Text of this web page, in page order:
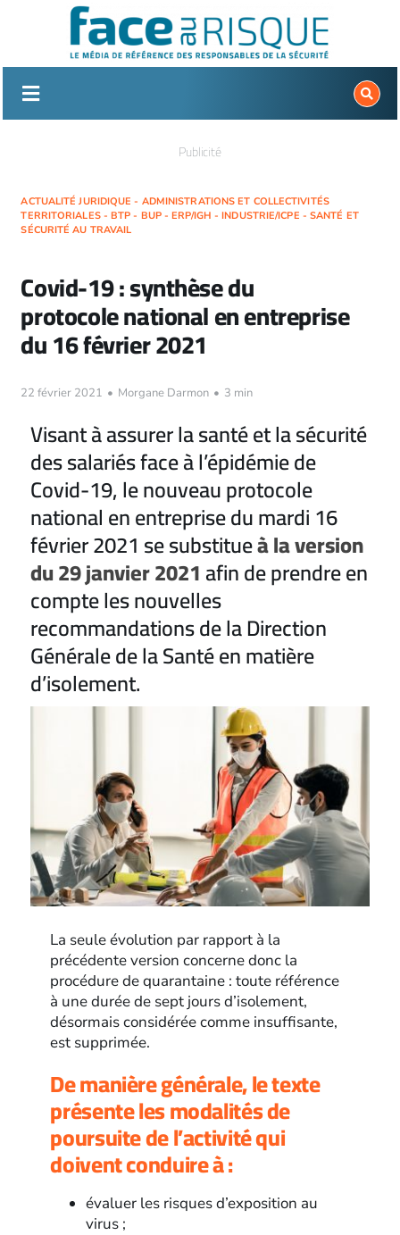
Publicité
ACTUALITÉ JURIDIQUE - ADMINISTRATIONS ET COLLECTIVITÉS
TERRITORIALES - BTP - BUP - ERP/IGH - INDUSTRIE/ICPE - SANTÉ ET
SÉCURITÉ AU TRAVAIL
Covid-19 : synthèse du
protocole national en entreprise
du 16 février 2021
22 février 2021 • Morgane Darmon • 3 min
Visant à assurer la santé et la sécurité
des salariés face à l’épidémie de
Covid-19, le nouveau protocole
national en entreprise du mardi 16
février 2021 se substitueà la version
du 29 janvier 2021afin de prendre en
compte les nouvelles
recommandations de la Direction
Générale de la Santé en matière
d’isolement.
La seule évolution par rapport à la
précédente version concerne donc la
procédure de quarantaine : toute référence
à une durée de sept jours d’isolement,
désormais considérée comme insuffisante,
est supprimée.
De manière générale, le texte
présente les modalités de
poursuite de l’activité qui
doivent conduire à :
évaluer les risques d’exposition au
virus ;